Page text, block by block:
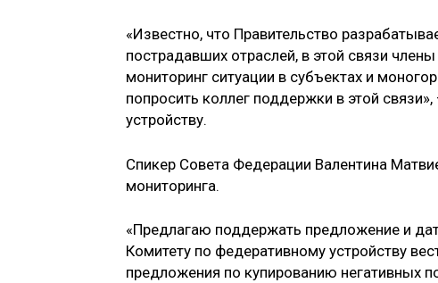
«Известно, что Правительство
пострадавших отраслей, в этой связи
мониторинг ситуации в субъектах и
попросить коллег поддержки в этой
устройству.
Спикер Совета Федерации Валентина
мониторинга.
«Предлагаю поддержать предложение и
Комитету по федеративному устройству
предложения по купированию негативных